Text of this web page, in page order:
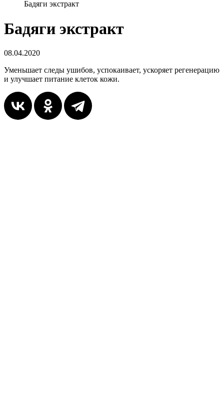
Бадяги экстракт
Бадяги экстракт
08.04.2020
Уменьшает следы ушибов, успокаивает, ускоряет регенерацию
и улучшает питание клеток кожи.